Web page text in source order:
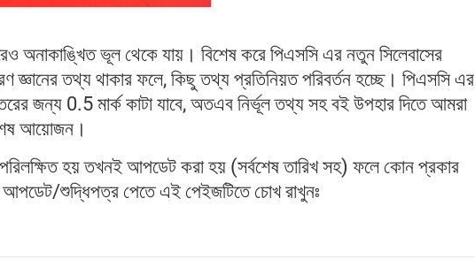
ভূল থেকে যায়। বিশেষ করে পিএসসি এর নতুন সিলেবাসের
জ্ঞানের তথ্য থাকার ফলে, কিছু তথ্য প্রতিনিয়ত পরিবর্তন হচ্ছে। পিএসসি এর
জন্য 0.5 মার্ক কাটা যাবে, অতএব নির্ভূল তথ্য সহ বই উপহার দিতে আমরা
আয়োজন।
হয় তখনই আপডেট করা হয় (সর্বশেষ তারিখ সহ) ফলে কোন প্রকার
আপডেট/শুদ্ধিপত্র পেতে এই পেইজটিতে চোখ রাখুনঃ